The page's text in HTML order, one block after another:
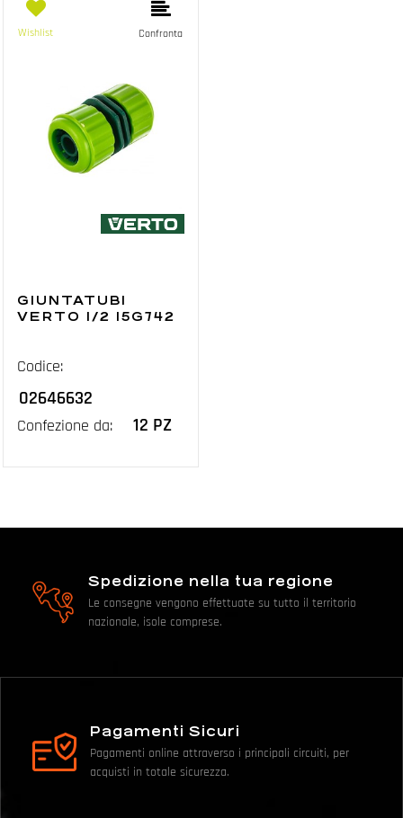
Wishlist Confronta
GIUNTATUBI
VERTO 1/2 15G742
Codice:
02646632
Confezione da: 12 PZ
Spedizione nella tua regione
Le consegne vengono effettuate su tutto il territorio
nazionale, isole comprese.
Pagamenti Sicuri
Pagamenti online attraverso i principali circuiti, per
acquisti in totale sicurezza.